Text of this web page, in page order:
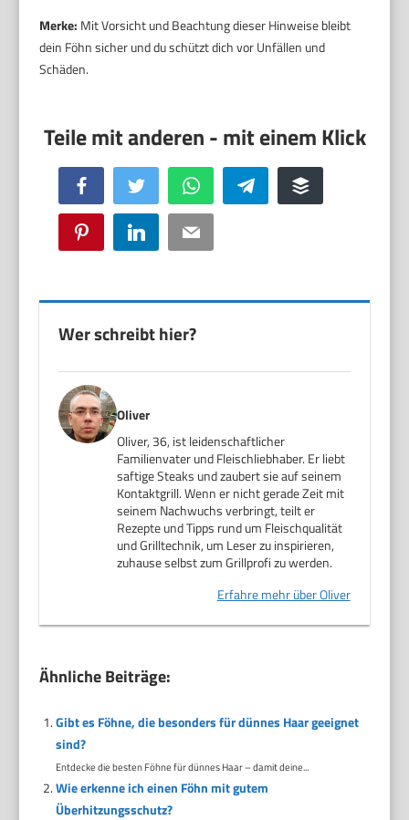
Merke: Mit Vorsicht und Beachtung dieser Hinweise bleibt
dein Föhn sicher und du schützt dich vor Unfällen und
Schäden.
Facebook Twitter WhatsApp Telegram Buffer
Pinterest LinkedIn Email
Wer schreibt hier?
Oliver
Oliver, 36, ist leidenschaftlicher
Familienvater und Fleischliebhaber. Er liebt
saftige Steaks und zaubert sie auf seinem
Kontaktgrill. Wenn er nicht gerade Zeit mit
seinem Nachwuchs verbringt, teilt er
Rezepte und Tipps rund um Fleischqualität
und Grilltechnik, um Leser zu inspirieren,
zuhause selbst zum Grillprofi zu werden.
Erfahre mehr über Oliver
Ähnliche Beiträge:
Gibt es Föhne, die besonders für dünnes Haar geeignet
sind?
Entdecke die besten Föhne für dünnes Haar – damit deine...
Wie erkenne ich einen Föhn mit gutem
Überhitzungsschutz?